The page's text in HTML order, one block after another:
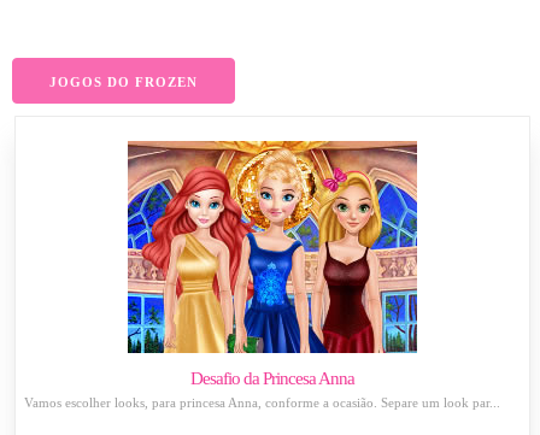
JOGOS DO FROZEN
Desafio da Princesa Anna
Vamos escolher looks, para princesa Anna, conforme a ocasião. Separe um look par...